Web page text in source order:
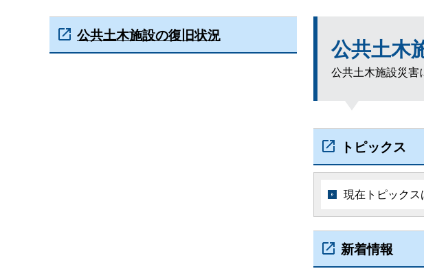
公共土木
公共土木施設災害
トピックス
現在トピックス
新着情報
公共土木施設の復旧状況